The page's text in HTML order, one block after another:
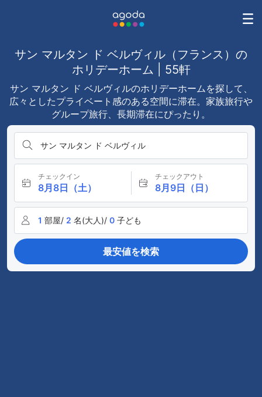
サン マルタン ド ベルヴィル（フランス）の
ホリデーホーム | 55軒
サン マルタン ド ベルヴィルのホリデーホームを探して、
広々としたプライベート感のある空間に滞在。家族旅行や
グループ旅行、長期滞在にぴったり。
サン マルタン ド ベルヴィル
チェックイン
8月8日（土）
チェックアウト
8月9日（日）
1 部屋/ 2 名(大人)/ 0 子ども
最安値を検索